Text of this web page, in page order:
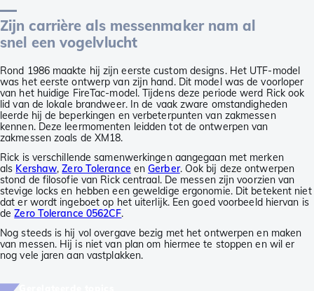
Zijn carrière als messenmaker nam al
snel een vogelvlucht
Rond 1986 maakte hij zijn eerste custom designs. Het UTF-model
was het eerste ontwerp van zijn hand. Dit model was de voorloper
van het huidige FireTac-model. Tijdens deze periode werd Rick ook
lid van de lokale brandweer. In de vaak zware omstandigheden
leerde hij de beperkingen en verbeterpunten van zakmessen
kennen. Deze leermomenten leidden tot de ontwerpen van
zakmessen zoals de XM18.
Rick is verschillende samenwerkingen aangegaan met merken
als Kershaw,Zero Tolerance enGerber. Ook bij deze ontwerpen
stond de filosofie van Rick centraal. De messen zijn voorzien van
stevige locks en hebben een geweldige ergonomie. Dit betekent niet
dat er wordt ingeboet op het uiterlijk. Een goed voorbeeld hiervan is
deZero Tolerance 0562CF.
Nog steeds is hij vol overgave bezig met het ontwerpen en maken
van messen. Hij is niet van plan om hiermee te stoppen en wil er
nog vele jaren aan vastplakken.